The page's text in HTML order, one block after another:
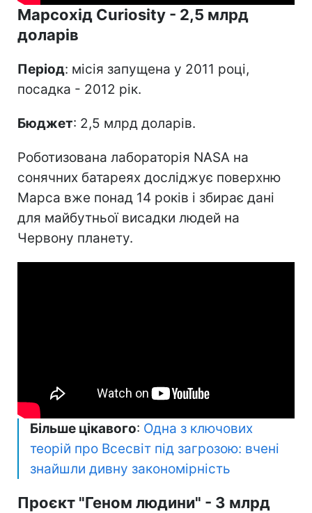
Марсохід Curiosity - 2,5 млрд
доларів
Період: місія запущена у 2011 році,
посадка - 2012 рік.
Бюджет: 2,5 млрд доларів.
Роботизована лабораторія NASA на
сонячних батареях досліджує поверхню
Марса вже понад 14 років і збирає дані
для майбутньої висадки людей на
Червону планету.
Більше цікавого: Одна з ключових
теорій про Всесвіт під загрозою: вчені
знайшли дивну закономірність
Проєкт "Геном людини" - 3 млрд